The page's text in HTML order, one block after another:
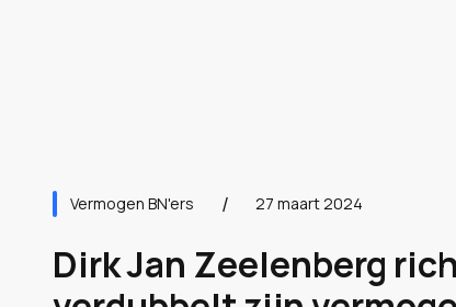
Vermogen BN'ers 27 maart 2024
Dirk Jan Zeelenberg